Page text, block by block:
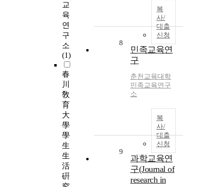
교
육
연
구
소
(1)
春
川
敎
育
大
學
學
生
生
活
硏
복
사/
대출
신청
8
민족교육연
구
춘천교육대학
민족교육연구
소
복
사/
대출
신청
9
과학교육연
구(Journal of
research in